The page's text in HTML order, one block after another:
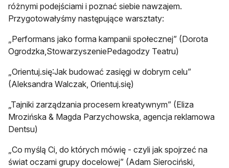
różnymi podejściami i poznać siebie nawzajem.
Przygotowałyśmy następujące warsztaty:
„Performans jako forma kampanii społecznej” (Dorota
Ogrodzka,StowarzyszeniePedagodzy Teatru)
„Orientuj.się:Jak budować zasięgi w dobrym celu”
(Aleksandra Walczak, Orientuj.się)
„Tajniki zarządzania procesem kreatywnym” (Eliza
Mrozińska & Magda Parzychowska, agencja reklamowa
Dentsu)
„Co myślą Ci, do których mówię - czyli jak spojrzeć na
świat oczami grupy docelowej” (Adam Sierociński,